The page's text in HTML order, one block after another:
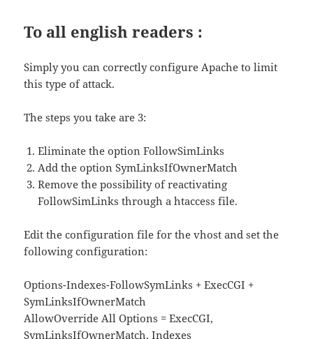
To all english readers :
Simply you can correctly configure Apache to limit
this type of attack.
The steps you take are 3:
Eliminate the option FollowSimLinks
Add the option SymLinksIfOwnerMatch
Remove the possibility of reactivating
FollowSimLinks through a htaccess file.
Edit the configuration file for the vhost and set the
following configuration:
Options-Indexes-FollowSymLinks + ExecCGI +
SymLinksIfOwnerMatch
AllowOverride All Options = ExecCGI,
SymLinksIfOwnerMatch, Indexes